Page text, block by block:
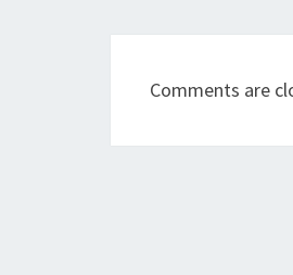
Comments are